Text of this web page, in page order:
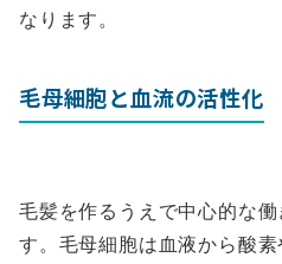
なります。
毛母細胞と血流の活性化
毛髪を作るうえで中心的な
す。毛母細胞は血液から酸